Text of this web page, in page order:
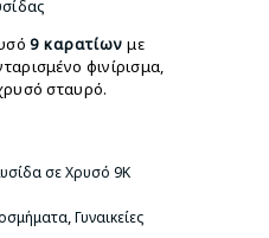
9 καρατίων με
φινίρισμα,
σταυρό.
σε Χρυσό 9Κ
,Γυναικείες